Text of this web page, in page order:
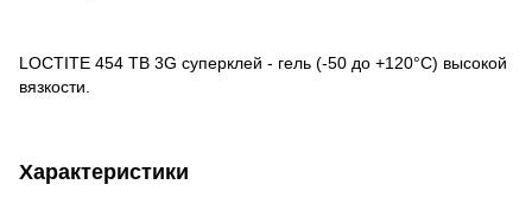
LOCTITE 454 TB 3G суперклей - гель (-50 до +120°С) высокой
вязкости.
Характеристики